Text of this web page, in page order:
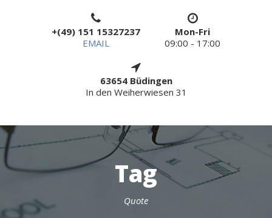
+(49) 151 15327237
EMAIL
Mon-Fri
09:00 - 17:00
63654 Büdingen
In den Weiherwiesen 31
Tag
Quote